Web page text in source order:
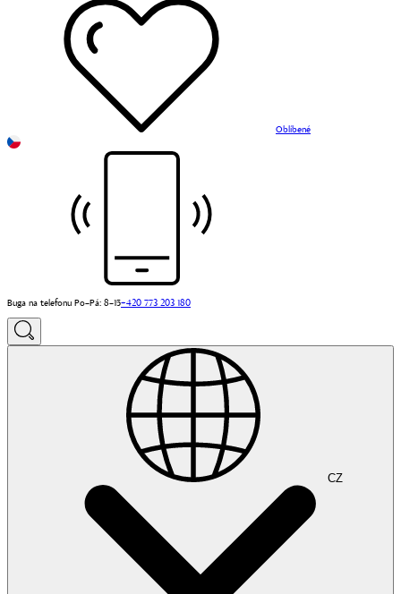
Oblíbené
Buga na telefonu Po–Pá: 8–15+420 773 203 180
CZ